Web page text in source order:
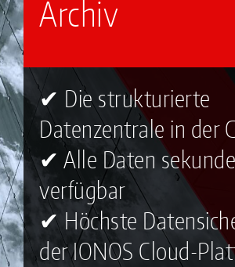
Archiv
✔ Die strukturierte
Datenzentrale in der
✔ Alle Daten
verfügbar
✔ Höchste
der IONOS Cloud-